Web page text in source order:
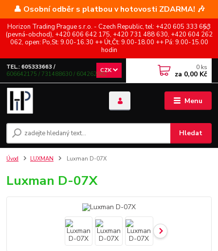
👤 Osobní odběr s platbou v hotovosti ZDARMA! 🎶
Horizon Trading Prague s.r.o. - Czech Republic, tel: +420 605 333 663
(pevná-obchod), +420 606 642 175, +420 731 488 630, +420 604 262
062, open: Po,St: 9.00-16.30 ++ Út,Čt: 9.00-18.00 ++ Pá: 9.00-15.00
hodin
Menu
CZK
Hledat
TEL.: 605333663 /
606642175 / 731488630 / 604262062
0 ks
za 0,00 Kč
Úvod LUXMAN Luxman D-07X
Luxman D-07X